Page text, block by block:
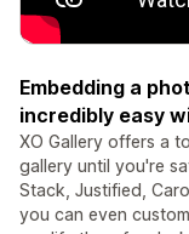
Embedding a
incredibly easy
XO Gallery offers a
gallery until you're
Stack, Justified,
you can even